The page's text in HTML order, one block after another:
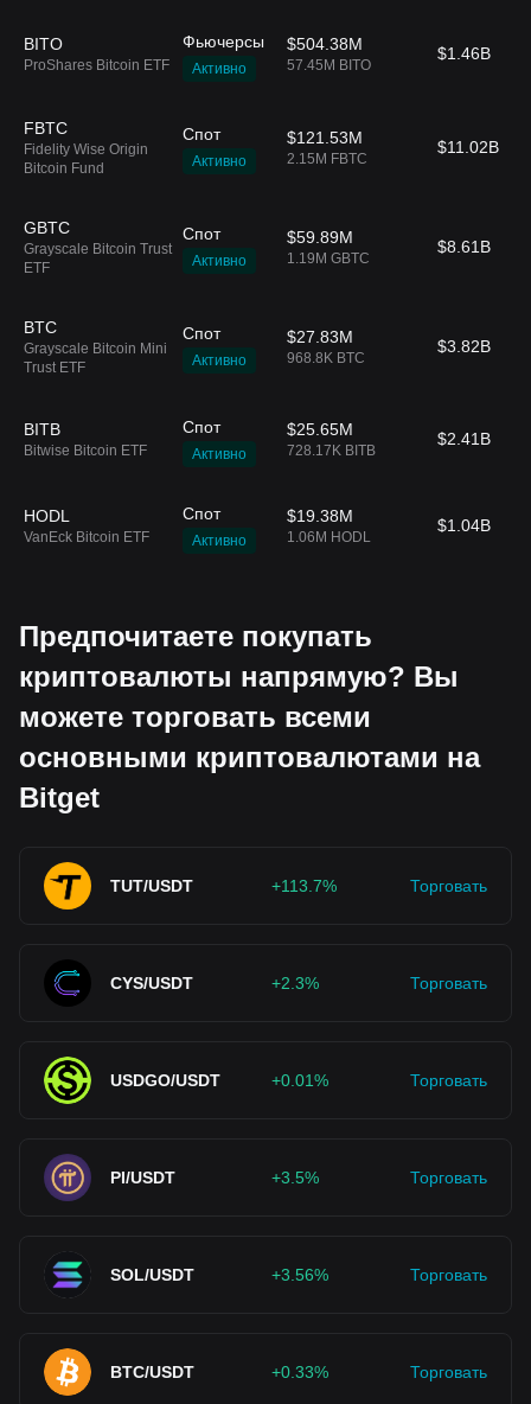
BITO
ProShares Bitcoin ETF
Фьючерсы
Активно
$504.38M
57.45M BITO
$1.46B
FBTC
Fidelity Wise Origin
Bitcoin Fund
Спот
Активно
$121.53M
2.15M FBTC
$11.02B
GBTC
Grayscale Bitcoin Trust
ETF
Спот
Активно
$59.89M
1.19M GBTC
$8.61B
BTC
Grayscale Bitcoin Mini
Trust ETF
Спот
Активно
$27.83M
968.8K BTC
$3.82B
BITB
Bitwise Bitcoin ETF
Спот
Активно
$25.65M
728.17K BITB
$2.41B
HODL
VanEck Bitcoin ETF
Спот
Активно
$19.38M
1.06M HODL
$1.04B
Предпочитаете покупать
криптовалюты напрямую? Вы
можете торговать всеми
основными криптовалютами на
Bitget
TUT/USDT +113.7% Торговать
CYS/USDT +2.3% Торговать
USDGO/USDT +0.01% Торговать
PI/USDT +3.5% Торговать
SOL/USDT +3.56% Торговать
BTC/USDT +0.33% Торговать